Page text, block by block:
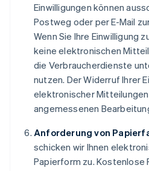
Einwilligungen können
Postweg oder per E-Mail
Wenn Sie Ihre Einwilligung
keine elektronischen
die Verbraucherdienste
nutzen. Der Widerruf Ihrer
elektronischer
angemessenen
Anforderung von
schicken wir Ihnen
Papierform zu. Kostenlose
Estland
English
Festlandchina
简体中文 English
Finnland
EnglishSvenska
Frankreich
FrançaisEnglish
English
Griechenland
English
Indien
English